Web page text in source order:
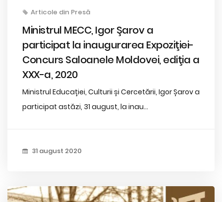
Articole din Presă
Ministrul MECC, Igor Şarov a
participat la inaugurarea Expoziţiei-
Concurs Saloanele Moldovei, ediţia a
XXX-a, 2020
Ministrul Educației, Culturii și Cercetării, Igor Șarov a
participat astăzi, 31 august, la inau...
31 august 2020